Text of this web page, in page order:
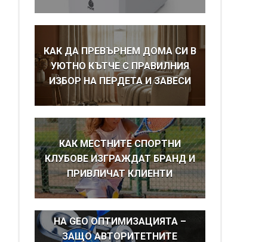
КАК ДА ПРЕВЪРНЕМ ДОМА СИ В
УЮТНО КЪТЧЕ С ПРАВИЛНИЯ
ИЗБОР НА ПЕРДЕТА И ЗАВЕСИ
КАК МЕСТНИТЕ СПОРТНИ
КЛУБОВЕ ИЗГРАЖДАТ БРАНД И
ПРИВЛИЧАТ КЛИЕНТИ
НА GEO ОПТИМИЗАЦИЯТА –
ЗАЩО АВТОРИТЕТНИТЕ